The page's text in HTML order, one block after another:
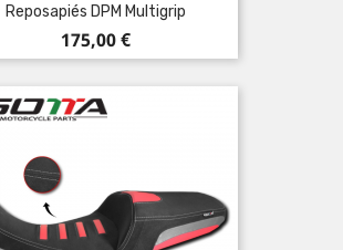
Reposapiés DPM Multigrip
Precio
175,00 €